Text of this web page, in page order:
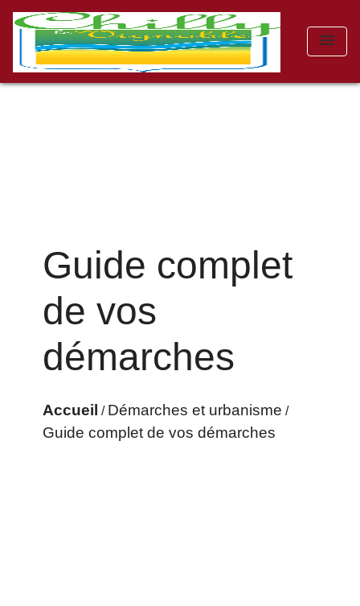
menu
Guide complet
de vos
démarches
Accueil / Démarches et urbanisme /
Guide complet de vos démarches